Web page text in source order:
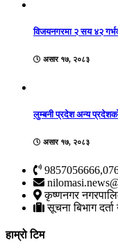
विजयनगरमा २ सय ४२
असार १७, २०८३
लुम्बनी प्रदेश अन्य
असार १७, २०८३
कृष्णनगर
सूचना बिभाग
हाम्रो टिम